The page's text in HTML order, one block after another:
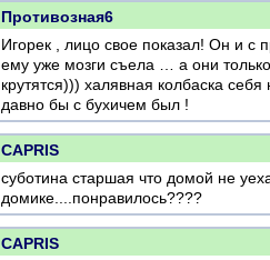
Противозная6
Игорек , лицо свое показал! Он и с
ему уже мозги съела … а они
крутятся))) халявная колбаска
давно бы с бухичем был !
CAPRIS
суботина старшая что домой не
домике....понравилось????
CAPRIS